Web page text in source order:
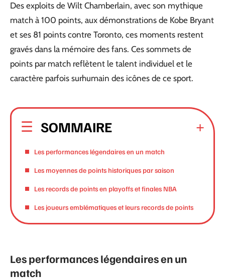
Des exploits de Wilt Chamberlain, avec son mythique
match à 100 points, aux démonstrations de Kobe Bryant
et ses 81 points contre Toronto, ces moments restent
gravés dans la mémoire des fans. Ces sommets de
points par match reflètent le talent individuel et le
caractère parfois surhumain des icônes de ce sport.
SOMMAIRE
Les performances légendaires en un match
Les moyennes de points historiques par saison
Les records de points en playoffs et finales NBA
Les joueurs emblématiques et leurs records de points
Les performances légendaires en un
match